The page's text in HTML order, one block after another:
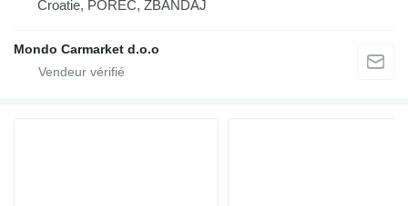
Croatie, POREČ, ŽBANDAJ
Mondo Carmarket d.o.o